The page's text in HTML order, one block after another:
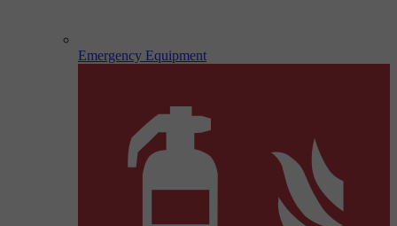
Emergency Equipment